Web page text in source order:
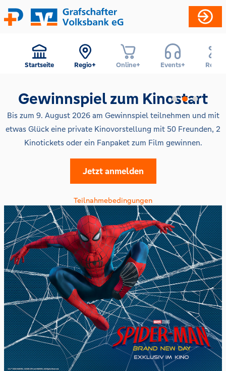
Startseite Regio+ Online+ Events+ Reise+
Gewinnspiel zum Kinostart
Bis zum 9. August 2026 am Gewinnspiel teilnehmen und mit
etwas Glück eine private Kinovorstellung mit 50 Freunden, 2
Kinotickets oder ein Fanpaket zum Film gewinnen.
Jetzt anmelden
Teilnahmebedingungen